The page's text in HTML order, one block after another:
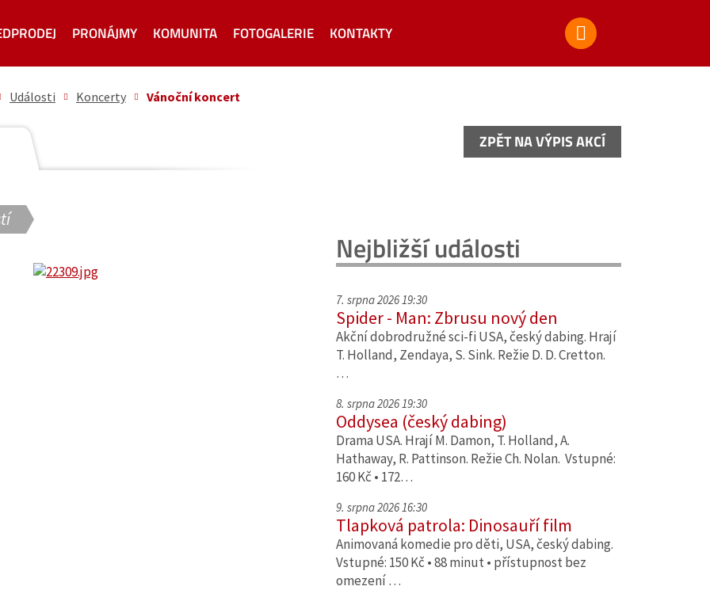
PRONÁJMY KOMUNITA FOTOGALERIE KONTAKTY
Události Koncerty Vánoční koncert
ZPĚT NA VÝPIS AKCÍ
ZPĚT NA VÝPIS AKCÍ
Nejbližší události
7. srpna 2026 19:30
Spider - Man: Zbrusu nový den
Akční dobrodružné sci-fi USA, český dabing. Hrají
T. Holland, Zendaya, S. Sink. Režie D. D. Cretton.
…
8. srpna 2026 19:30
Oddysea (český dabing)
Drama USA. Hrají M. Damon, T. Holland, A.
Hathaway, R. Pattinson. Režie Ch. Nolan. Vstupné:
160 Kč • 172…
9. srpna 2026 16:30
Tlapková patrola: Dinosauří film
Animovaná komedie pro děti, USA, český dabing.
Vstupné: 150 Kč • 88 minut • přístupnost bez
omezení …